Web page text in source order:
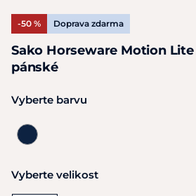
-50 % Doprava zdarma
Sako Horseware Motion
pánské
Vyberte barvu
Vyberte velikost